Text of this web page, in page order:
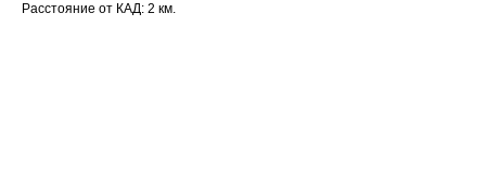
Расстояние от КАД: 2 км.